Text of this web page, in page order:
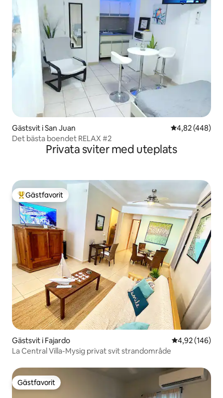
Gästsvit i San Juan 4,82 av 5 i
4,82 (448)
Det bästa boendet RELAX #2
Privata sviter med uteplats
Populär gästfavorit
Gästfavorit
Gästsvit i Fajardo 4,92 av 5 i
4,92 (146)
La Central Villa-Mysig privat svit strandområde
Gästfavorit
Gästfavorit